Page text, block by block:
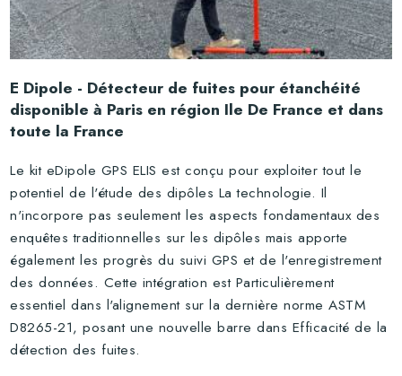
E Dipole - Détecteur de fuites pour étanchéité
disponible à Paris en région Ile De France et dans
toute la France
Le kit eDipole GPS ELIS est conçu pour exploiter tout le
potentiel de l'étude des dipôles La technologie. Il
n'incorpore pas seulement les aspects fondamentaux des
enquêtes traditionnelles sur les dipôles mais apporte
également les progrès du suivi GPS et de l'enregistrement
des données. Cette intégration est Particulièrement
essentiel dans l'alignement sur la dernière norme ASTM
D8265-21, posant une nouvelle barre dans Efficacité de la
détection des fuites.